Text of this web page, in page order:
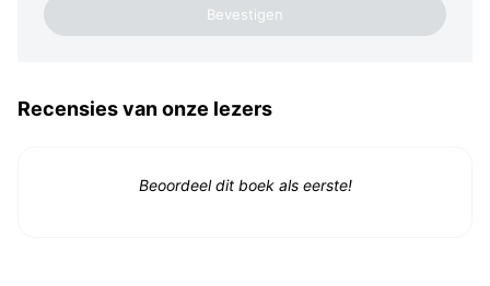
Recensies van onze lezers
Beoordeel dit boek als eerste!